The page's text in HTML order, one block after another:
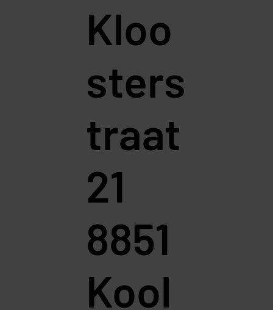
Kloo
sters
traat
21
8851
Kool